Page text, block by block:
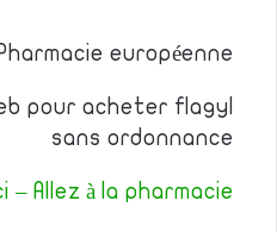
européenne
pour acheter flagyl
sans ordonnance
– Allez à la pharmacie